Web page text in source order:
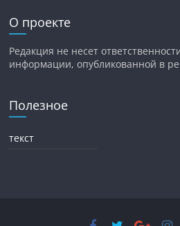
О проекте
Редакция не несет
информации, опубликованной в
Полезное
текст